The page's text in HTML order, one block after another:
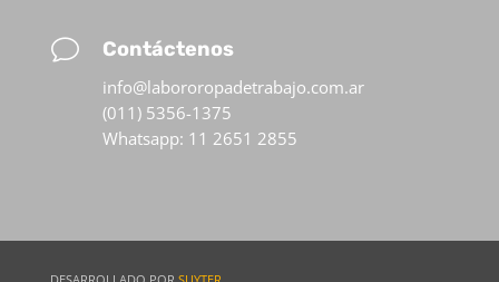
v Contáctenos
info@labororopadetrabajo.com.ar
(011) 5356-1375
Whatsapp: 11 2651 2855